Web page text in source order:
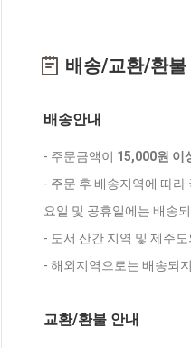
배송/교환/환불
배송안내
- 주문금액이 15,000원 이
- 주문 후 배송지역에 따
요일 및 공휴일에는 배송
- 도서 산간 지역 및 제주
- 해외지역으로는 배송되
교환/환불 안내